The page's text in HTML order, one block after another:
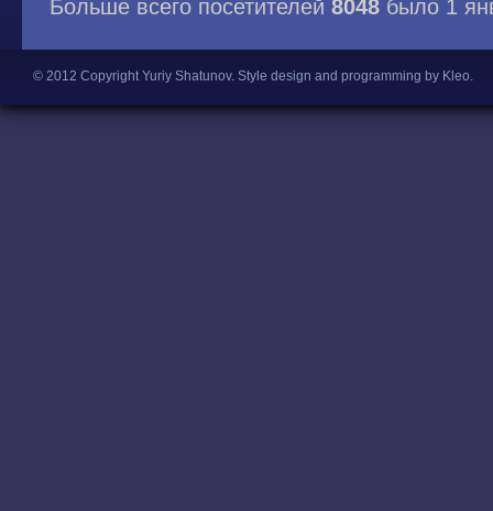
Больше всего посетителей 8048 было 1
© 2012 Copyright Yuriy Shatunov. Style design and programming by Kleo.